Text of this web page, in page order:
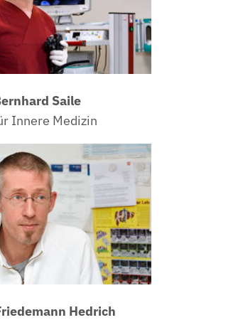
Saile
Innere Medizin
Hedrich